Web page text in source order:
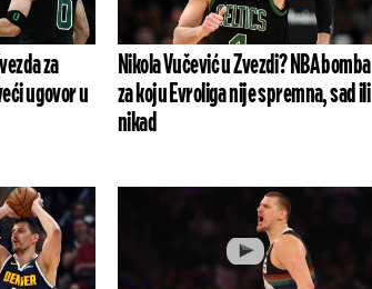
za
ugovor u
Nikola Vučević u Zvezdi? NBA bomba
za koju Evroliga nije spremna, sad ili
nikad